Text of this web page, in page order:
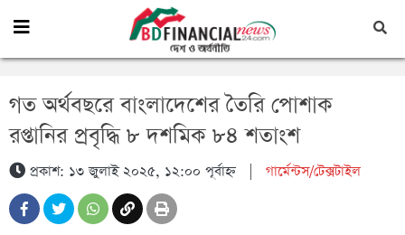
গত অর্থবছরে বাংলাদেশের তৈরি পোশাক
রপ্তানির প্রবৃদ্ধি ৮ দশমিক ৮৪ শতাংশ
প্রকাশ: ১৩ জুলাই ২০২৫, ১২:০০ পূর্বাহ্ন| গার্মেন্টস/টেক্সটাইল